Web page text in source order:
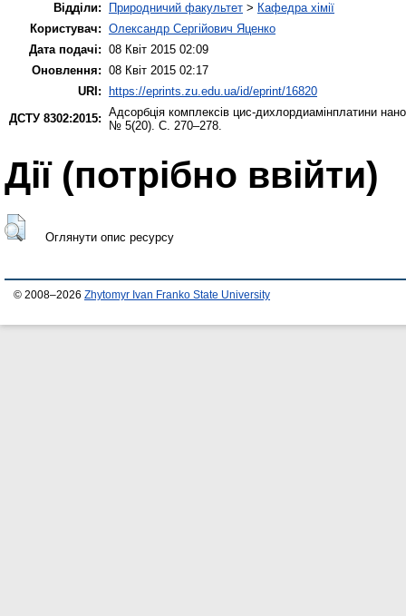
Відділи:
Природничий факультет > Кафедра хімії
Користувач: Олександр Сергійович Яценко
Дата подачі: 08 Квіт 2015 02:09
Оновлення: 08 Квіт 2015 02:17
URI: https://eprints.zu.edu.ua/id/eprint/16820
ДСТУ 8302:2015: Адсорбція комплексів цис-дихлордиамінплатини
№ 5(20). С. 270–278.
Дії ​​(потрібно ввійти)
Оглянути опис ресурсу
© 2008–2026 Zhytomyr Ivan Franko State University